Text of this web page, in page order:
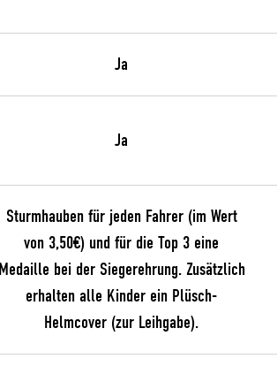
Ja
Ja
Sturmhauben für jeden Fahrer (im Wert
von 3,50€) und für die Top 3 eine
Medaille bei der Siegerehrung. Zusätzlich
erhalten alle Kinder ein Plüsch-
Helmcover (zur Leihgabe).